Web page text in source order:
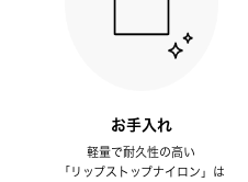
お手入れ
軽量で耐久性の高い
「リップストップナイロン」は